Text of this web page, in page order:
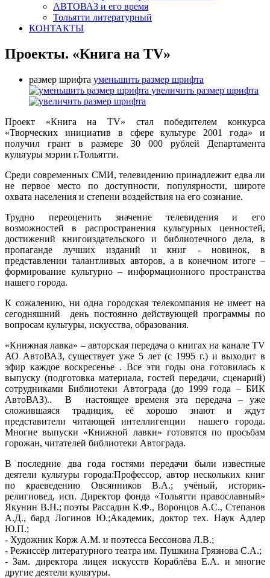
АВТОВАЗ и его время
Тольятти литературный
КОНТАКТЫ
Проекты. «Книга на ТV»
размер шрифта уменьшить размер шрифта
увеличить размер шрифта
Проект «Книга на ТV» стал победителем конкурса
«Творческих инициатив в сфере культуре 2001 года» и
получил грант в размере 30 000 рублей Департамента
культуры мэрии г.Тольятти.
Среди современных СМИ, телевидению принадлежит едва ли
не первое место по доступности, популярности, широте
охвата населения и степени воздействия на его сознание.
Трудно переоценить значение телевидения и его
возможностей в распространения культурных ценностей,
достижений книгоиздательского и библиотечного дела, в
пропаганде лучших изданий и книг - новинок, в
представлении талантливых авторов, а в конечном итоге –
формирование культурно – информационного пространства
нашего города.
К сожалению, ни одна городская телекомпания не имеет на
сегодняшний день постоянно действующей программы по
вопросам культуры, искусства, образования.
«Книжная лавка» – авторская передача о книгах на канале ТV
АО АвтоВАЗ, существует уже 5 лет (с 1995 г.) и выходит в
эфир каждое воскресенье . Все эти годы она готовилась к
выпуску (подготовка материала, гостей передачи, сценарий)
сотрудниками Библиотеки Автограда (до 1999 года – БИК
АвтоВАЗ).. В настоящее временя эта передача – уже
сложившаяся традиция, её хорошо знают и ждут
представители читающей интеллигенции нашего города.
Многие выпуски «Книжной лавки» готовятся по просьбам
горожан, читателей библиотеки Автограда.
В последние два года гостями передачи были известные
деятели культуры города:Профессор, автор нескольких книг
по краеведению Овсянников В.А.; учёный, историк-
религиовед, исп. Директор фонда «Тольятти православный»
Якунин В.Н.; поэты Рассадин К.Ф., Воронцов А.С., Степанов
А.Д., бард Логинов Ю.;Академик, доктор тех. Наук Адлер
Ю.П.;
- Художник Корж А.М. и поэтесса Бессонова Л.В.;
- Режиссёр литературного театра им. Пушкина Грязнова С.А.;
- Зам. директора лицея искусств Кораблёва Е.А. и многие
другие деятели культуры.